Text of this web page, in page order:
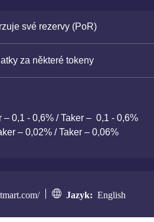
své rezervy (PoR)
za některé tokeny
– 0,1 - 0,6% / Taker – 0,1 - 0,6%
– 0,02% / Taker – 0,06%
Jazyk: English